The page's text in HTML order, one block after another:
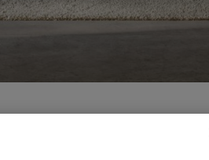
ド。ヨーロッパの家具文化と日本の美意識を